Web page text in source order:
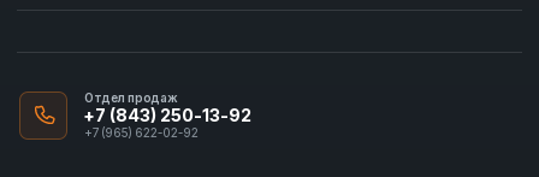
Отдел продаж
+7 (843) 250-13-92
+7 (965) 622-02-92